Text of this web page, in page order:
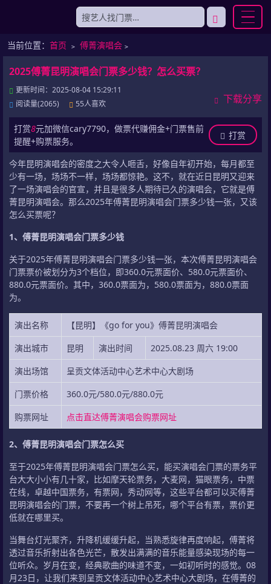
当前位置： 首页 ﹥ 傅菁演唱会 ﹥
2025傅菁昆明演唱会门票多少钱？怎么买票？
更新时间：2025-08-04 15:29:11
阅读量(2065)
55人喜欢 下载分享
打赏8元加微信cary7790，做票代赚佣金+门票售前
提醒+购票服务。
打赏
今年昆明演唱会的密度之大令人咂舌，好像自年初开始，每月都至
少有一场，场场不一样，场场都惊艳。这不，就在近日昆明又迎来
了一场演唱会的官宣，并且是很多人期待已久的演唱会，它就是傅
菁昆明演唱会。那么2025年傅菁昆明演唱会门票多少钱一张，又该
怎么买票呢？
1、傅菁昆明演唱会门票多少钱
关于2025年傅菁昆明演唱会门票多少钱一张，本次傅菁昆明演唱会
门票票价被划分为3个档位，即360.0元票面价、580.0元票面价、
880.0元票面价。其中，360.0票面为，580.0票面为，880.0票面
为。
演出名称
【昆明】《go for you》傅菁昆明演唱会
演出城市
昆明 演出时间
2025.08.23 周六 19:00
演出场馆
呈贡文体活动中心艺术中心大剧场
门票价格
360.0元/580.0元/880.0元
购票网址
点击直达傅菁演唱会购票网址
2、傅菁昆明演唱会门票怎么买
至于2025年傅菁昆明演唱会门票怎么买，能买演唱会门票的票务平
台大大小小有几十家，比如摩天轮票务，大麦网，猫眼票务，中票
在线，卓越中国票务，有票网，秀动网等，这些平台都可以买傅菁
昆明演唱会的门票，不要再一个树上吊死，哪个平台有票，票价更
低就在哪里买。
当舞台灯光聚齐，升降机缓缓升起，当熟悉旋律再度响起，傅菁将
透过音乐折射出各色光芒，散发出满满的音乐能量感染现场的每一
位听众。岁月在变，经典歌曲的味道不变，一如初听时的感觉。08
月23日，让我们来到呈贡文体活动中心艺术中心大剧场，在傅菁的